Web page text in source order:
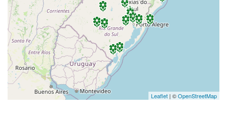
Leaflet | ©OpenStreetMap